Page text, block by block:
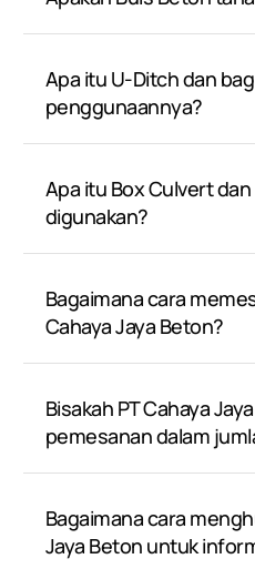
Apa itu U-Ditch dan
penggunaannya?
Apa itu Box Culvert
digunakan?
Bagaimana cara
Cahaya Jaya Beton?
Bisakah PT Cahaya
pemesanan dalam
Bagaimana cara
Jaya Beton untuk